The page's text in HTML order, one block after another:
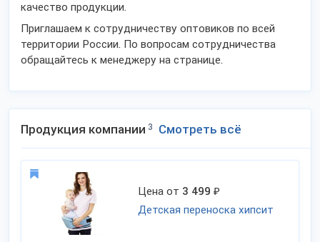
качество продукции.
Приглашаем к сотрудничеству оптовиков по всей
территории России. По вопросам сотрудничества
обращайтесь к менеджеру на странице.
Продукция компании 3 Смотреть всё
Цена от 3 499 ₽
Детская переноска хипсит